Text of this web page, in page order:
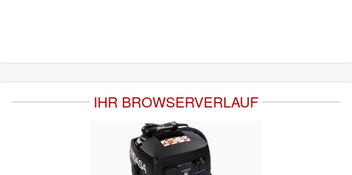
IHR BROWSERVERLAUF